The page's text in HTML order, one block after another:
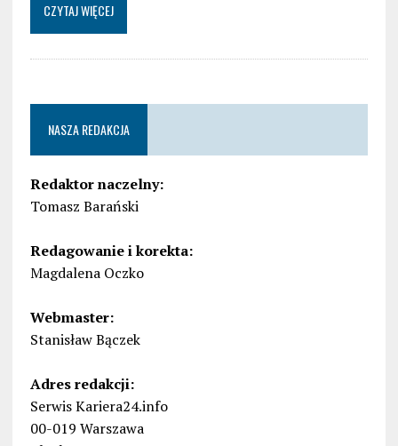
CZYTAJ WIĘCEJ
NASZA REDAKCJA
Redaktor naczelny:
Tomasz Barański
Redagowanie i korekta:
Magdalena Oczko
Webmaster:
Stanisław Bączek
Adres redakcji:
Serwis Kariera24.info
00-019 Warszawa